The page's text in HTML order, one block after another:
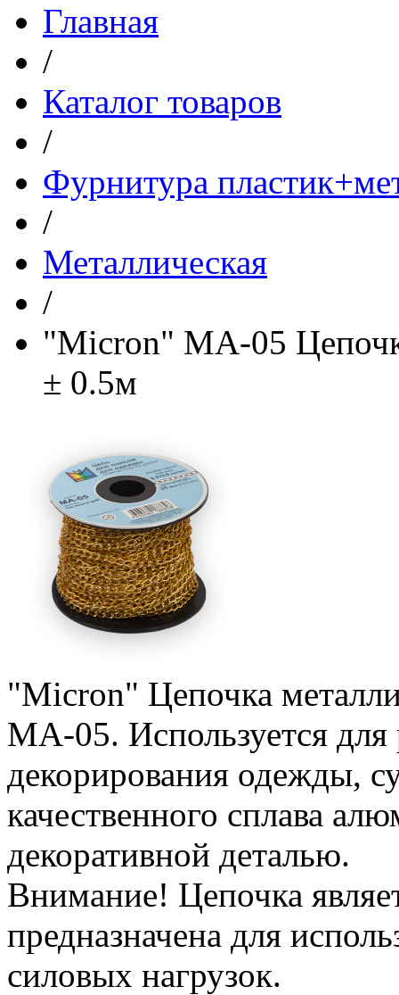
Главная
/
Каталог товаров
/
Фурнитура
/
Металлическая
/
"Micron" MA-05
± 0.5м
"Micron" Цепочка
МА-05. Используется для
декорирования одежды,
качественного сплава
декоративной деталью.
Внимание! Цепочка
предназначена для
силовых нагрузок.